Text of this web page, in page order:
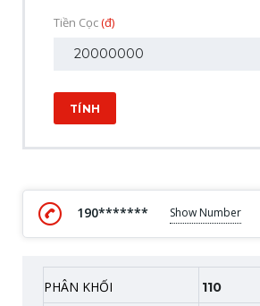
Tiền Cọc(đ)
TÍNH
190******* Show Number
PHÂN KHỐI 110